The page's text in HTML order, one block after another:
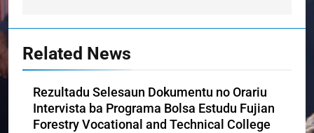
Related News
Rezultadu Selesaun Dokumentu no Orariu
Intervista ba Programa Bolsa Estudu Fujian
Forestry Vocational and Technical College